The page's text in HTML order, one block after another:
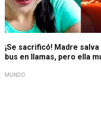
¡Se sacrificó! Madre
bus en llamas, pero ella
MUNDO